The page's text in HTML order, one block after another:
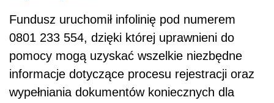
Fundusz uruchomił infolinię pod numerem
0801 233 554, dzięki której uprawnieni do
pomocy mogą uzyskać wszelkie niezbędne
informacje dotyczące procesu rejestracji oraz
wypełniania dokumentów koniecznych dla